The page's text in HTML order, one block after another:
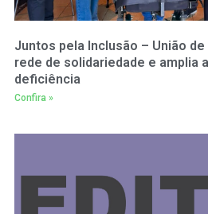
Juntos pela Inclusão – União
rede de solidariedade e amplia
deficiência
Confira »